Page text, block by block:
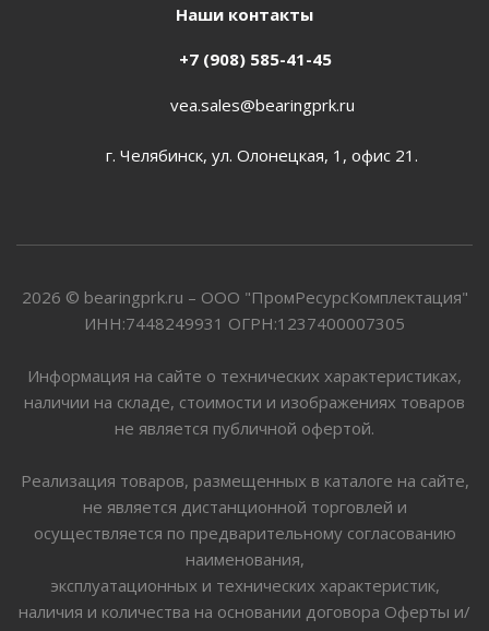
Наши контакты
+7 (908) 585-41-45
vea.sales@bearingprk.ru
г. Челябинск, ул. Олонецкая, 1, офис 21.
2026 © bearingprk.ru – ООО "ПромРесурсКомплектация"
ИНН:7448249931 ОГРН:1237400007305
Информация на сайте о технических характеристиках,
наличии на складе, стоимости и изображениях товаров
не является публичной офертой.
Реализация товаров, размещенных в каталоге на сайте,
не является дистанционной торговлей и
осуществляется по предварительному согласованию
наименования,
эксплуатационных и технических характеристик,
наличия и количества на основании договора Оферты и/